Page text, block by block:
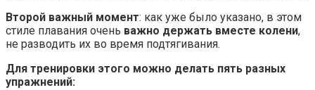
Второй важный момент: как уже было указано, в этом
стиле плавания очень важно держать вместе колени,
не разводить их во время подтягивания.
Для тренировки этого можно делать пять разных
упражнений: